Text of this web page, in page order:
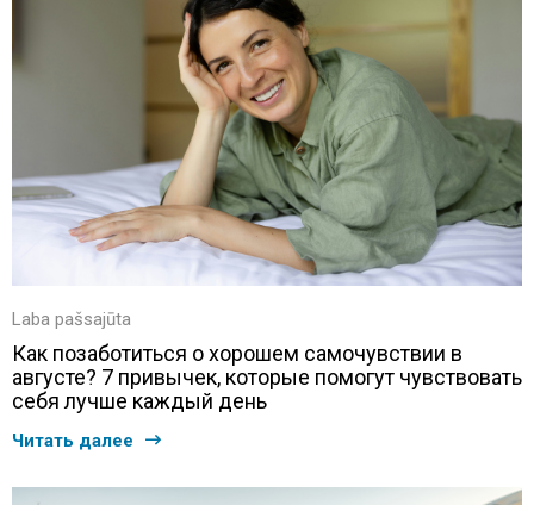
Laba pašsajūta
Как позаботиться о хорошем самочувствии в
августе? 7 привычек, которые помогут чувствовать
себя лучше каждый день
Читать далее